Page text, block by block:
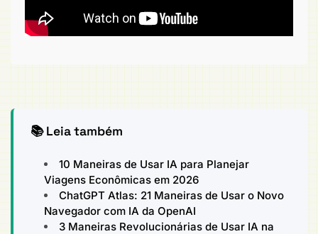
📚 Leia também
10 Maneiras de Usar IA para Planejar
Viagens Econômicas em 2026
ChatGPT Atlas: 21 Maneiras de Usar o Novo
Navegador com IA da OpenAI
3 Maneiras Revolucionárias de Usar IA na